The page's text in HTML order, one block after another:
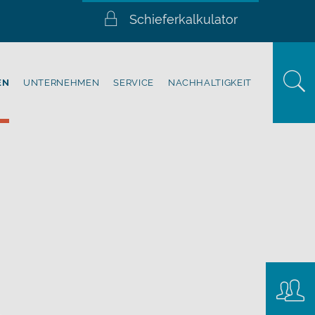
Schieferkalkulator
UNTERNEHMEN SERVICE NACHHALTIGKEIT